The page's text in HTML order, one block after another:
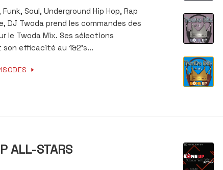
Funk, Soul, Underground Hip Hop, Rap
DJ Twoda prend les commandes des
le Twoda Mix. Ses sélections
efficacité au 1&2’s...
ALL-STARS